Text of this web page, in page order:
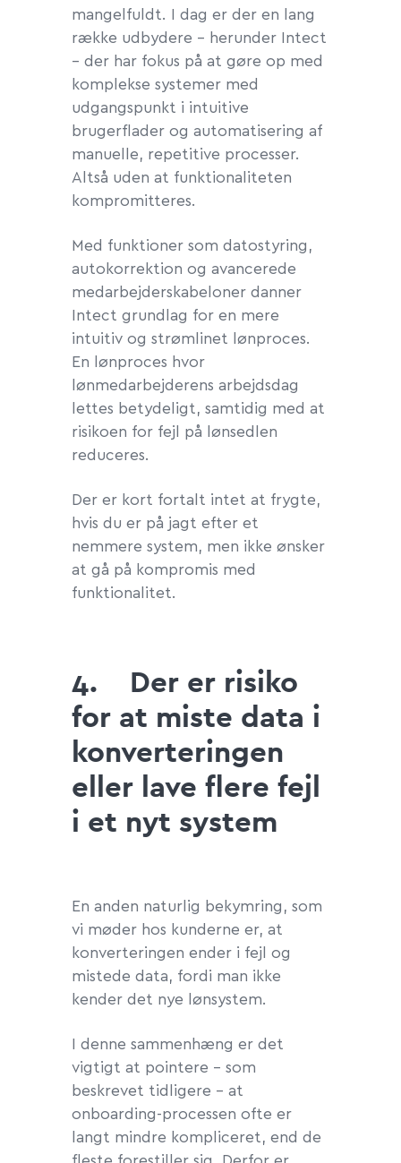
mangelfuldt. I dag er der en lang
række udbydere – herunder Intect
– der har fokus på at gøre op med
komplekse systemer med
udgangspunkt i intuitive
brugerflader og automatisering af
manuelle, repetitive processer.
Altså uden at funktionaliteten
kompromitteres.
Med funktioner som datostyring,
autokorrektion og avancerede
medarbejderskabeloner danner
Intect grundlag for en mere
intuitiv og strømlinet lønproces.
En lønproces hvor
lønmedarbejderens arbejdsdag
lettes betydeligt, samtidig med at
risikoen for fejl på lønsedlen
reduceres.
Der er kort fortalt intet at frygte,
hvis du er på jagt efter et
nemmere system, men ikke ønsker
at gå på kompromis med
funktionalitet.
4. Der er risiko
for at miste data i
konverteringen
eller lave flere fejl
i et nyt system
En anden naturlig bekymring, som
vi møder hos kunderne er, at
konverteringen ender i fejl og
mistede data, fordi man ikke
kender det nye lønsystem.
I denne sammenhæng er det
vigtigt at pointere – som
beskrevet tidligere – at
onboarding-processen ofte er
langt mindre kompliceret, end de